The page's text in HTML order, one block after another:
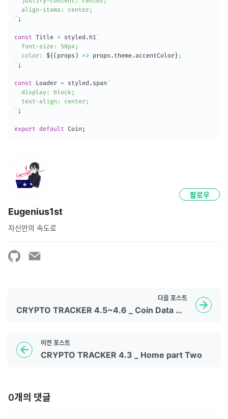
` ;
const Title = styled . h1`
  font-size: 50px;
  color:
${ ( props ) => props . theme.accentColor }
` ;
const Loader = styled . span `
  display: block;
` ;
export default Coin ;
Eugenius1st
자신만의 속도로
팔로우
이전 포스트
CRYPTO TRACKER 4.3 _ Home part Two
다음 포스트
CRYPTO TRACKER 4.5~4.6 _ Coin Data & CoinTypes
0개의 댓글